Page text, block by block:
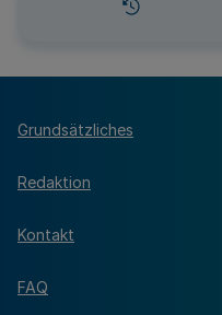
Grundsätzliches
Redaktion
Kontakt
FAQ